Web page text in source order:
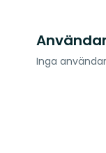
Inga